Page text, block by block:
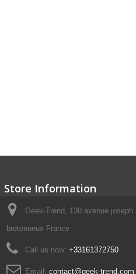
Store Information
Geek-Trend, 130 avenue
bretonneux France
Call us now: +33161372750
Email: contact@geek-trend.com